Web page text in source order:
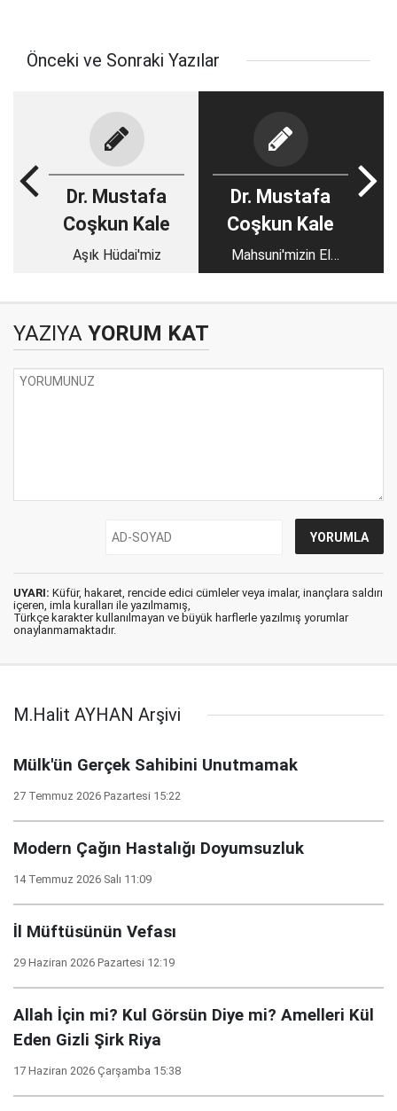
Önceki ve Sonraki Yazılar
Dr. Mustafa
Coşkun Kale
Aşık Hüdai'miz
Dr. Mustafa
Coşkun Kale
Mahsuni'mizin El
Verdiği Ozan
YAZIYA YORUM KAT
UYARI: Küfür, hakaret, rencide edici cümleler veya imalar, inançlara saldırı
içeren, imla kuralları ile yazılmamış,
Türkçe karakter kullanılmayan ve büyük harflerle yazılmış yorumlar
onaylanmamaktadır.
M.Halit AYHAN Arşivi
Mülk'ün Gerçek Sahibini Unutmamak
27 Temmuz 2026 Pazartesi 15:22
Modern Çağın Hastalığı Doyumsuzluk
14 Temmuz 2026 Salı 11:09
İl Müftüsünün Vefası
29 Haziran 2026 Pazartesi 12:19
Allah İçin mi? Kul Görsün Diye mi? Amelleri Kül
Eden Gizli Şirk Riya
17 Haziran 2026 Çarşamba 15:38